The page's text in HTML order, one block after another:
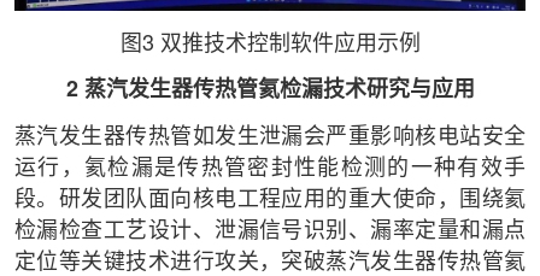
图3 双推技术控制软件应用示例
2 蒸汽发生器传热管氦检漏技术研究与应用
蒸汽发生器传热管如发生泄漏会严重影响核电站安全
运行，氦检漏是传热管密封性能检测的一种有效手
段。研发团队面向核电工程应用的重大使命，围绕氦
检漏检查工艺设计、泄漏信号识别、漏率定量和漏点
定位等关键技术进行攻关，突破蒸汽发生器传热管氦